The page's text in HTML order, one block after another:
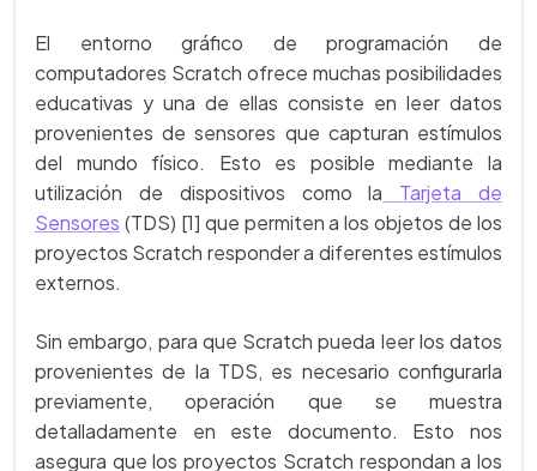
El entorno gráfico de programación de
computadores Scratch ofrece muchas posibilidades
educativas y una de ellas consiste en leer datos
provenientes de sensores que capturan estímulos
del mundo físico. Esto es posible mediante la
utilización de dispositivos como la Tarjeta de
Sensores (TDS) [1] que permiten a los objetos de los
proyectos Scratch responder a diferentes estímulos
externos.
Sin embargo, para que Scratch pueda leer los datos
provenientes de la TDS, es necesario configurarla
previamente, operación que se muestra
detalladamente en este documento. Esto nos
asegura que los proyectos Scratch respondan a los